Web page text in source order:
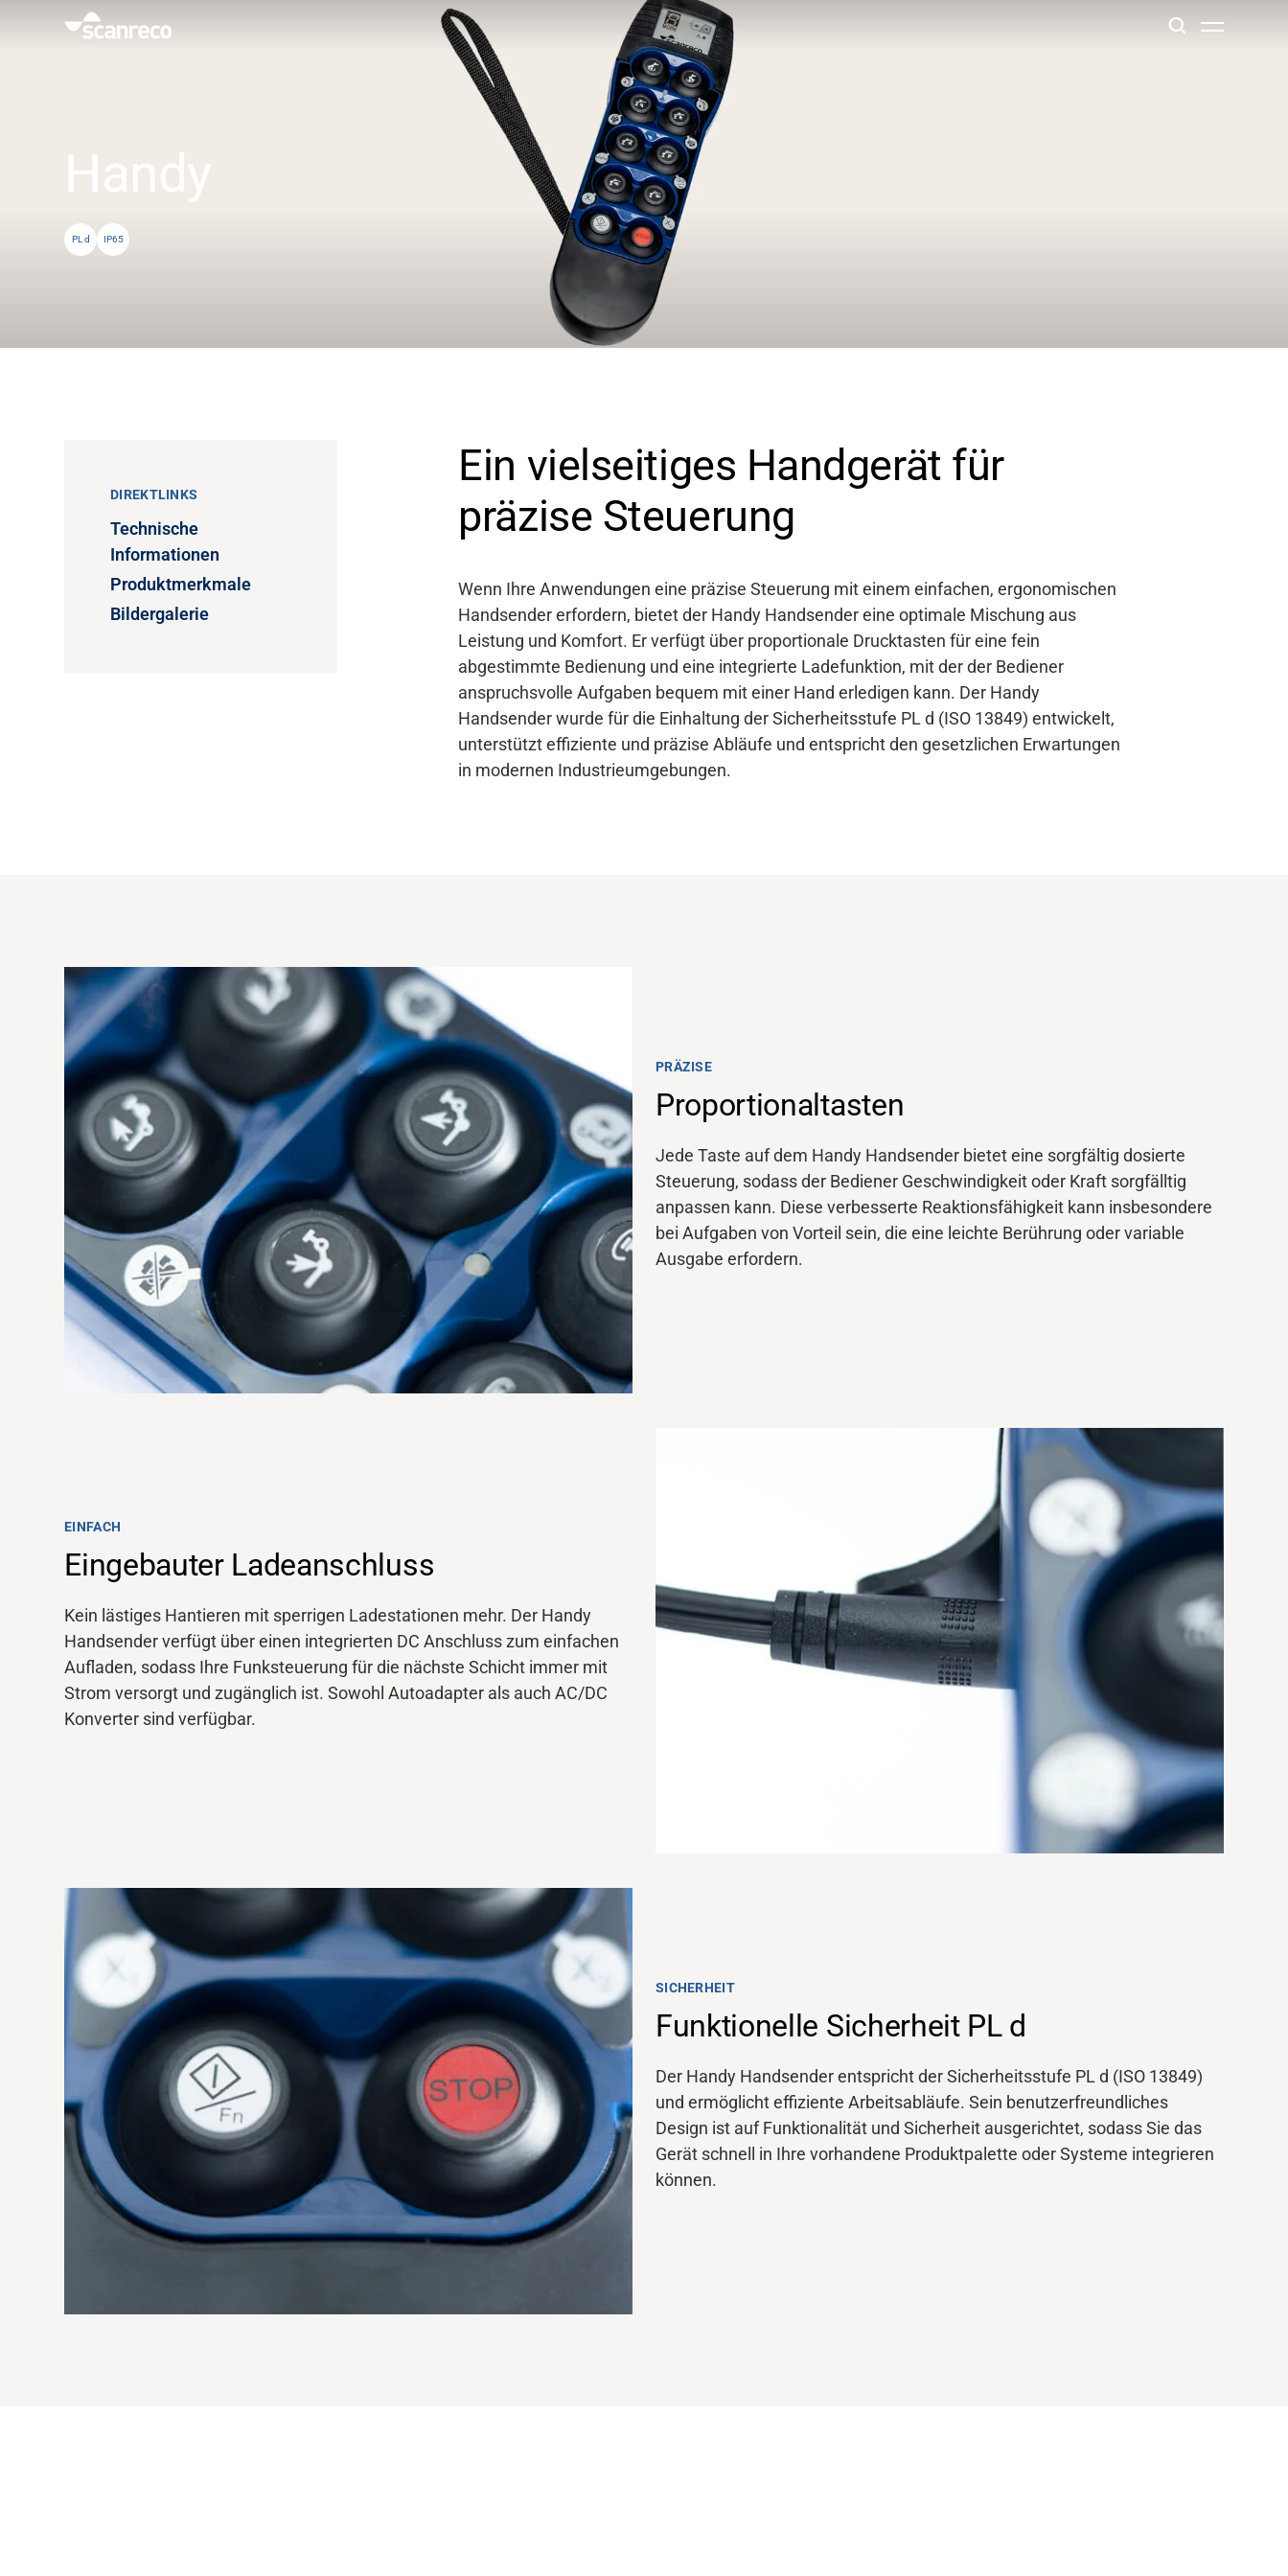
Support
Über uns
Karriere
Handy
PL d IP65
Ein vielseitiges Handgerät für
präzise Steuerung
Wenn Ihre Anwendungen eine präzise Steuerung mit einem einfachen, ergonomischen
Handsender erfordern, bietet der Handy Handsender eine optimale Mischung aus
Leistung und Komfort. Er verfügt über proportionale Drucktasten für eine fein
abgestimmte Bedienung und eine integrierte Ladefunktion, mit der der Bediener
anspruchsvolle Aufgaben bequem mit einer Hand erledigen kann. Der Handy
Handsender wurde für die Einhaltung der Sicherheitsstufe PL d (ISO 13849) entwickelt,
unterstützt effiziente und präzise Abläufe und entspricht den gesetzlichen Erwartungen
in modernen Industrieumgebungen.
DIREKTLINKS
Technische
Informationen
Produktmerkmale
Bildergalerie
PRÄZISE
Proportionaltasten
Jede Taste auf dem Handy Handsender bietet eine sorgfältig dosierte
Steuerung, sodass der Bediener Geschwindigkeit oder Kraft sorgfälltig
anpassen kann. Diese verbesserte Reaktionsfähigkeit kann insbesondere
bei Aufgaben von Vorteil sein, die eine leichte Berührung oder variable
Ausgabe erfordern.
EINFACH
Eingebauter Ladeanschluss
Kein lästiges Hantieren mit sperrigen Ladestationen mehr. Der Handy
Handsender verfügt über einen integrierten DC Anschluss zum einfachen
Aufladen, sodass Ihre Funksteuerung für die nächste Schicht immer mit
Strom versorgt und zugänglich ist. Sowohl Autoadapter als auch AC/DC
Konverter sind verfügbar.
SICHERHEIT
Funktionelle Sicherheit PL d
Der Handy Handsender entspricht der Sicherheitsstufe PL d (ISO 13849)
und ermöglicht effiziente Arbeitsabläufe. Sein benutzerfreundliches
Design ist auf Funktionalität und Sicherheit ausgerichtet, sodass Sie das
Gerät schnell in Ihre vorhandene Produktpalette oder Systeme integrieren
können.